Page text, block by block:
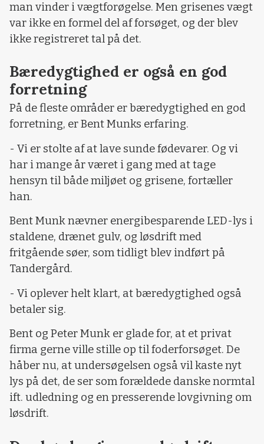
man vinder i vægtforøgelse. Men grisenes vægt
var ikke en formel del af forsøget, og der blev
ikke registreret tal på det.
Bæredygtighed er også en god
forretning
På de fleste områder er bæredygtighed en god
forretning, er Bent Munks erfaring.
- Vi er stolte af at lave sunde fødevarer. Og vi
har i mange år været i gang med at tage
hensyn til både miljøet og grisene, fortæller
han.
Bent Munk nævner energibesparende LED-lys i
staldene, drænet gulv, og løsdrift med
fritgående søer, som tidligt blev indført på
Tandergård.
- Vi oplever helt klart, at bæredygtighed også
betaler sig.
Bent og Peter Munk er glade for, at et privat
firma gerne ville stille op til foderforsøget. De
håber nu, at undersøgelsen også vil kaste nyt
lys på det, de ser som forældede danske normtal
ift. udledning og en presserende lovgivning om
løsdrift.